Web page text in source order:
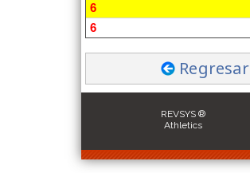
6
6
Regresar
REVSYS ®
Athletics